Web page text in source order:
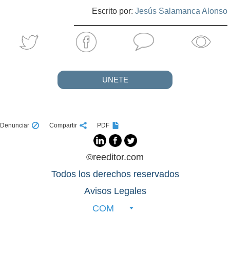
Escrito por: Jesús Salamanca Alonso
UNETE
Denunciar Compartir PDF
©reeditor.com
Todos los derechos reservados
Avisos Legales